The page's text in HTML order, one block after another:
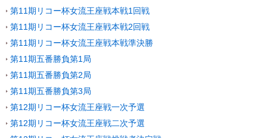
第11期リコー杯女流王座戦本戦1回戦
第11期リコー杯女流王座戦本戦2回戦
第11期リコー杯女流王座戦本戦準決勝
第11期五番勝負第1局
第11期五番勝負第2局
第11期五番勝負第3局
第12期リコー杯女流王座戦一次予選
第12期リコー杯女流王座戦二次予選